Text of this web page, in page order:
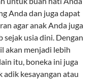
Anda dan juga dapat
agar anak Anda juga
sejak usia dini. Dengan
akan menjadi lebih
itu, boneka ini juga
kesayangan atau